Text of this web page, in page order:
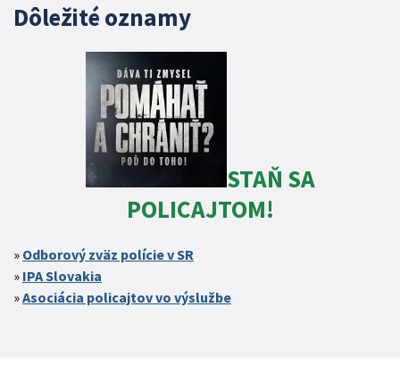
Dôležité oznamy
STAŇ SA
POLICAJTOM!
Odborový zväz polície v SR
IPA Slovakia
Asociácia policajtov vo výslužbe